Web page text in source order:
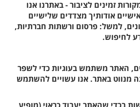
זמינים לציבור - באתרנו אנו
אודותיך מצדדים שלישיים
למשל: פרסום ורשתות חברתיות,
לחיפוש.
האתר משתמש בעוגיות כדי לשפר
מנווט באתר. אנו עשויים להשתמש